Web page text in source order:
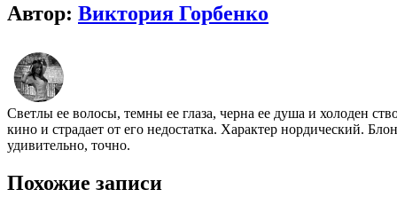
Автор: Виктория Горбенко
Светлы ее волосы, темны ее глаза, черна ее душа и холоден
кино и страдает от его недостатка. Характер нордический.
удивительно, точно.
Похожие записи